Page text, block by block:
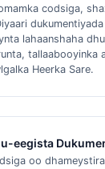
codsiga,
lahaanshaha
tallaabooyinka
Heerka Sare.
eegista
oo